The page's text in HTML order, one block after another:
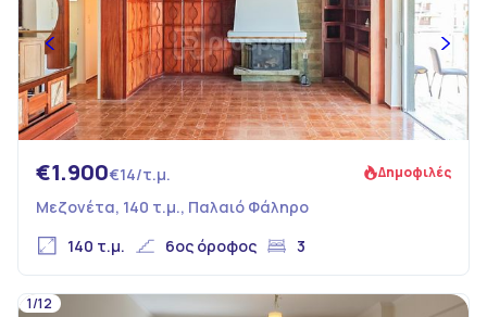
€1.900€14/τ.μ. Δημοφιλές
Μεζονέτα, 140 τ.μ., Παλαιό Φάληρο
140 τ.μ.
6ος όροφος 3
1/12